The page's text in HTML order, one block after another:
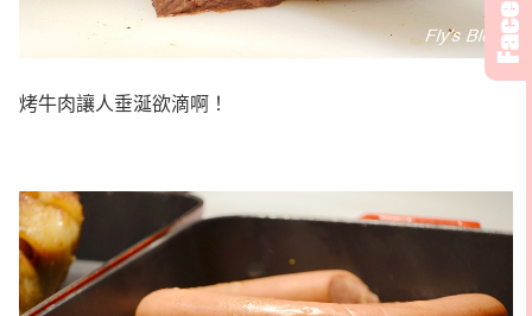
烤牛肉讓人垂涎欲滴啊！